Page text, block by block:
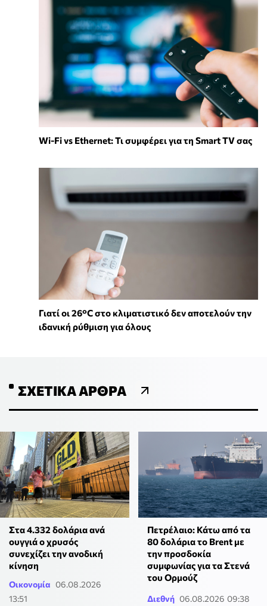
Wi-Fi vs Ethernet: Τι συμφέρει για τη Smart TV σας
Γιατί οι 26°C στο κλιματιστικό δεν αποτελούν την
ιδανική ρύθμιση για όλους
ΣΧΕΤΙΚΆ ΆΡΘΡΑ
Στα 4.332 δολάρια ανά
ουγγιά ο χρυσός
συνεχίζει την ανοδική
κίνηση
Οικονομία 06.08.2026
13:51
Πετρέλαιο: Κάτω από τα
80 δολάρια το Brent με
την προσδοκία
συμφωνίας για τα Στενά
του Ορμούζ
Διεθνή 06.08.2026 09:38